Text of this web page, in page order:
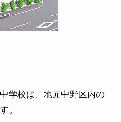
学校は、地元中野区内の
。